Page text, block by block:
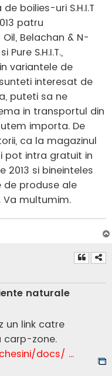
boilies-uri S.H.I.T
patru
Belachan & N-
S.H.I.T.,
variantele de
interesat de
puteti sa ne
in transportul din
importa. De
ca la magazinul
pot intra gratuit in
si bineinteles
produse ale
multumim.
naturale
un link catre
carp-zone.
docs/ ...